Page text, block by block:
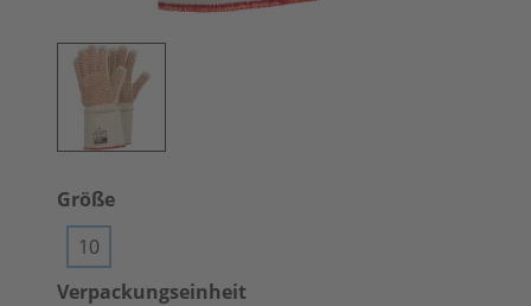
Größe
10
Verpackungseinheit